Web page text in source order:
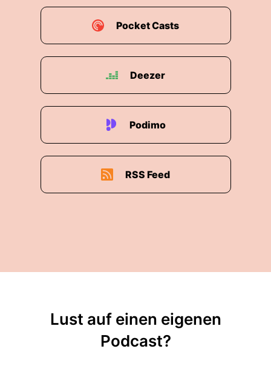
Pocket Casts
Deezer
Podimo
RSS Feed
Lust auf einen eigenen
Podcast?